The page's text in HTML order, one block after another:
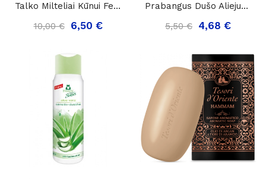
Talko Milteliai Kūnui Felce Azzurra Classico Su...
10,00 €
6,50 €
Prabangus Dušo Aliejus Tesori D'Oriente Oli Di...
5,50 €
4,68 €